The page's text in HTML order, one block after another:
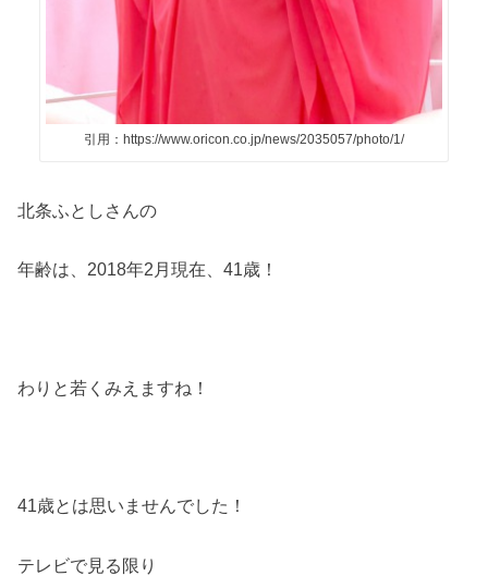
引用：https://www.oricon.co.jp/news/2035057/photo/1/
北条ふとしさんの
年齢は、 2018年2 月現在、41歳！
わりと若くみえますね！
41歳とは思いませんでした！
テレビで見る限り